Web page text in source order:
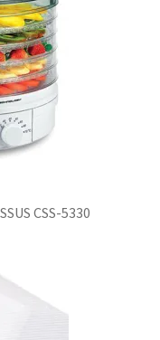
CSS-5330